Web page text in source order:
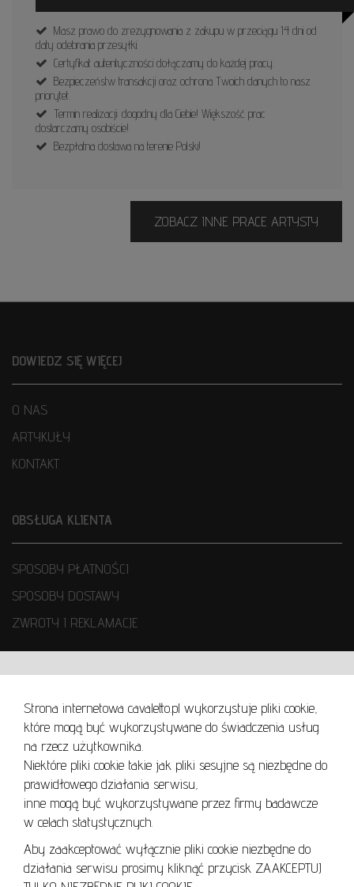
Strona internetowa cavaletto.pl wykorzystuje pliki cookie,
które mogą być wykorzystywane do świadczenia usług
na rzecz użytkownika.
Niektóre pliki cookie takie jak pliki sesyjne są niezbędne do
prawidłowego działania serwisu,
inne mogą być wykorzystywane przez firmy badawcze
w celach statystycznych.
Aby zaakceptować wyłącznie pliki cookie niezbędne do
działania serwisu prosimy kliknąć przycisk ZAAKCEPTUJ
Masz prawo do zrezygnowania z zakupu w przeciągu 14 dni od
daty odebrania przesyłki.
Certyfikat autentyczności dołączamy do każdej pracy.
Bezpieczeństw transakcji oraz ochrona Twoich danych to nasz
priorytet.
Termin realizacji: dogodny dla Ciebie! Większość prac
dostarczamy osobiście!
Bezpłatna dostawa na terenie Polski!
ZOBACZ INNE PRACE ARTYSTY
DOWIEDZ SIĘ WIĘCEJ
O NAS
ARTYKUŁY
KONTAKT
OBSŁUGA KLIENTA
SPOSOBY PŁATNOŚCI
SPOSOBY DOSTAWY
ZWROTY I REKLAMACJE
REGULAMIN
REGULAMIN AUKCJI
POLITYKA PRYWATNOŚCI
POLITYKA COOKIES